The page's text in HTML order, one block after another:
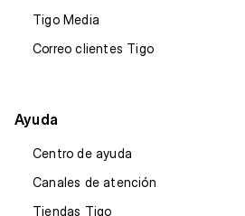
Tigo Media
Correo clientes Tigo
Ayuda
Centro de ayuda
Canales de atención
Tiendas Tigo